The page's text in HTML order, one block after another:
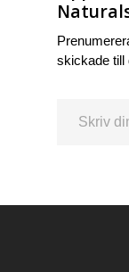
skickade till